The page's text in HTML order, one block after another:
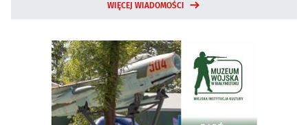
WIĘCEJ WIADOMOŚCI